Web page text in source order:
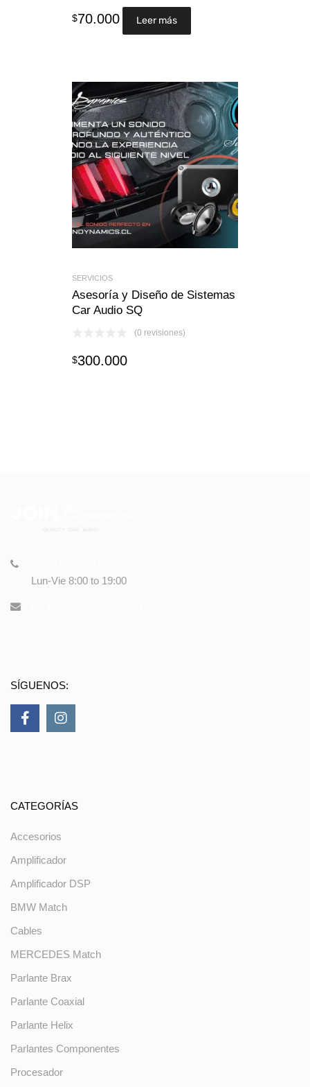
$70.000 Leer más
SERVICIOS
Asesoría y Diseño de Sistemas
Car Audio SQ
(0 revisiones)
$300.000
Lun-Vie 8:00 to 19:00
SÍGUENOS:
CATEGORÍAS
Accesorios
Amplificador
Amplificador DSP
BMW Match
Cables
MERCEDES Match
Parlante Brax
Parlante Coaxial
Parlante Helix
Parlantes Componentes
Procesador